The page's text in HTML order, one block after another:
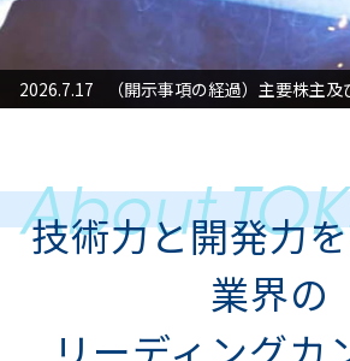
対応」に関するお知らせ
2026.7.17 （開示事項の経過）主要株主
技術力と開発力
業界の
リーディングカ